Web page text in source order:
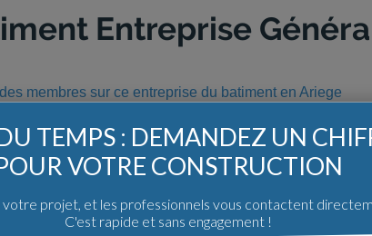
Entreprise
membres sur ce entreprise du batiment en Ariege
Les constructions avec Entreprise
TEMPS : DEMANDEZ UN
VOTRE CONSTRUCTION
projet, et les professionnels vous contactent
C'est rapide et sans engagement !